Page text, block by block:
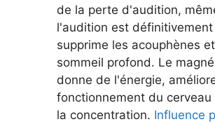
de la perte d'audition,
l'audition est
supprime les acouphènes
sommeil profond. Le
donne de l'énergie,
fonctionnement du
la concentration. Influence